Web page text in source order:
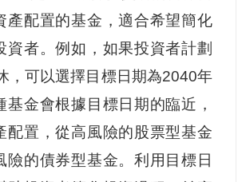
產配置的基金，適合希望簡化
資者。例如，如果投資者計劃
，可以選擇目標日期為2040年
基金會根據目標日期的臨近，
配置，從高風險的股票型基金
險的債券型基金。利用目標日